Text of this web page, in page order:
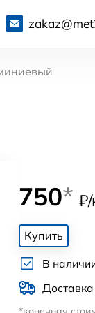
750* ₽/
Купить
В
Доставка